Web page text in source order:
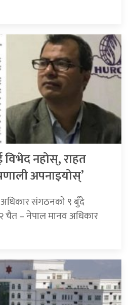
विभेद नहोस्, राहत
अपनाइयोस्’
संगठनको ९ बुँदे
चैत – नेपाल मानव अधिकार